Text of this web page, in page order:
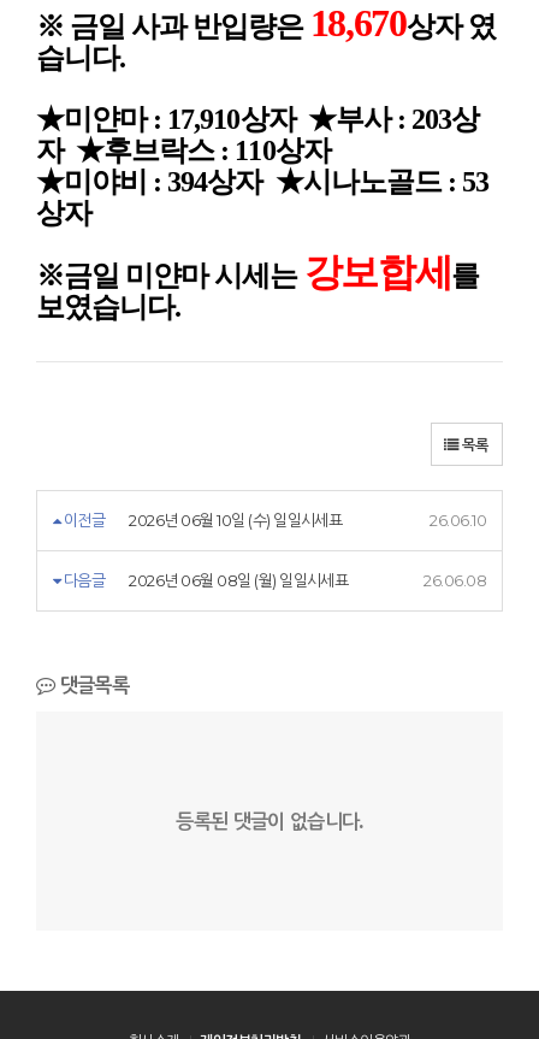
※ 금일 사과 반입량은 18,670상자 였
습니다.
★미얀마 : 17,910상자 ★부사 : 203상
자 ★후브락스 : 110상자
★미야비 : 394상자 ★시나노골드 : 53
상자
※금일 미얀마시세는 강보합세를
보였습니다.
목록
이전글 2026년 06월 10일 (수) 일일시세표 26.06.10
다음글 2026년 06월 08일 (월) 일일시세표 26.06.08
댓글목록
등록된 댓글이 없습니다.